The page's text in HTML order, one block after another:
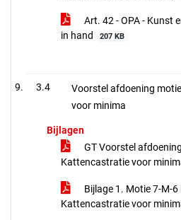
Art. 42 - OPA - Kunst
in hand
207 KB
3.4
Voorstel afdoening
voor minima
Bijlagen
GT Voorstel
Kattencastratie voor
Bijlage 1. Motie 7-M-6
Kattencastratie voor